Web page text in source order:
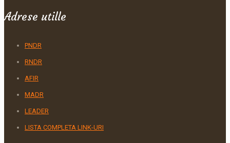
Adrese utille
PNDR
RNDR
AFIR
MADR
LEADER
LISTA COMPLETA LINK-URI